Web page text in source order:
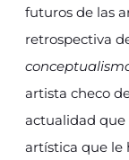
futuros de las
retrospectiva
artista checo
actualidad
artística que le